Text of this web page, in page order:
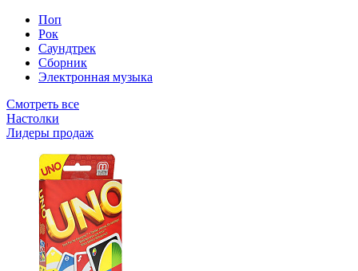
Поп
Рок
Саундтрек
Сборник
Электронная музыка
Смотреть все
Настолки
Лидеры продаж